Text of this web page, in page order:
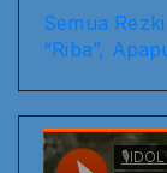
Semua
“Riba”,